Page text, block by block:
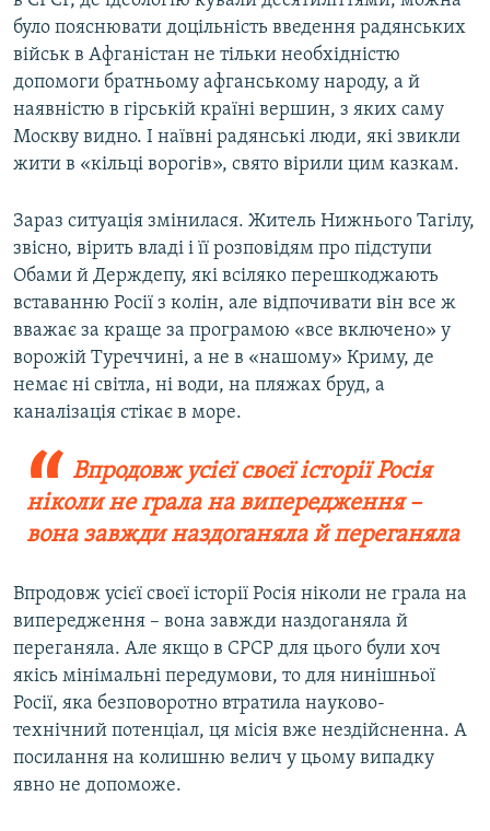
було пояснювати доцільність введення радянських
військ в Афганістан не тільки необхідністю
допомоги братньому афганському народу, а й
наявністю в гірській країні вершин, з яких саму
Москву видно. І наївні радянські люди, які звикли
жити в «кільці ворогів», свято вірили цим казкам.
Зараз ситуація змінилася. Житель Нижнього Тагілу,
звісно, вірить владі і її розповідям про підступи
Обами й Держдепу, які всіляко перешкоджають
вставанню Росії з колін, але відпочивати він все ж
вважає за краще за програмою «все включено» у
ворожій Туреччині, а не в «нашому» Криму, де
немає ні світла, ні води, на пляжах бруд, а
каналізація стікає в море.
Впродовж усієї своєї історії Росія
ніколи не грала на випередження –
вона завжди наздоганяла й переганяла
Впродовж усієї своєї історії Росія ніколи не грала на
випередження – вона завжди наздоганяла й
переганяла. Але якщо в СРСР для цього були хоч
якісь мінімальні передумови, то для нинішньої
Росії, яка безповоротно втратила науково-
технічний потенціал, ця місія вже нездійсненна. А
посилання на колишню велич у цьому випадку
явно не допоможе.